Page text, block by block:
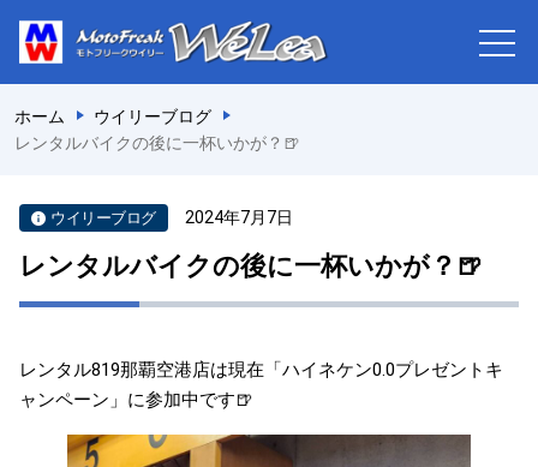
ホーム
ウイリーブログ
レンタルバイクの後に一杯いかが？🍺
ウイリーブログ 2024年7月7日
レンタルバイクの後に一杯いかが？🍺
レンタル819那覇空港店は現在「ハイネケン0.0プレゼントキ
ャンペーン」に参加中です🍺